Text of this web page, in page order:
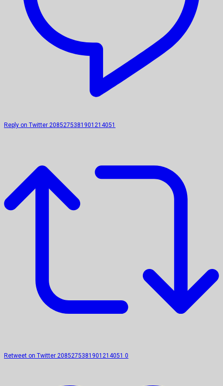
Reply on Twitter 2085275381901214051
Retweet on Twitter 2085275381901214051 0